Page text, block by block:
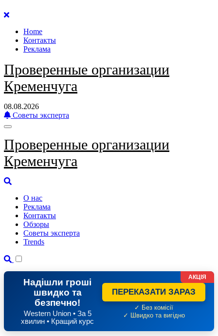
Перейти
содержанию
Home
Контакты
Реклама
Проверенные организации
Кременчуга
08.08.2026
Советы эксперта
Проверенные организации
Кременчуга
О нас
Реклама
Контакты
Обзоры
Советы эксперта
Trends
Надішли гроші
швидко та
безпечно!
Western Union • За 5
хвилин • Кращий курс
ПЕРЕКАЗАТИ ЗАРАЗ
✓ Без комісії
✓ Швидко та вигідно
АКЦІЯ